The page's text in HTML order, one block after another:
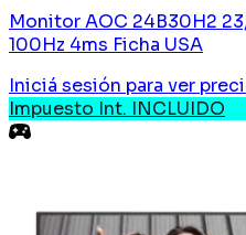
Monitor AOC 24B30H2
100Hz 4ms Ficha USA
Iniciá sesión para ver
Impuesto Int. INCLUIDO